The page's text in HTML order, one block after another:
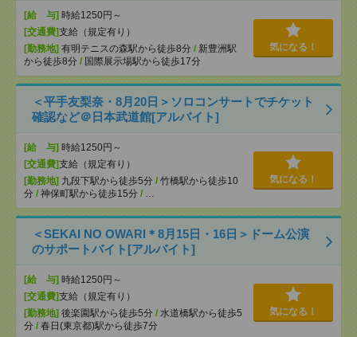
[給 与] 時給1250円～
[交通費]支給（規定有り）
[勤務地] 有明テニスの森駅から徒歩8分 / 新豊洲駅
から徒歩8分 / 国際展示場駅から徒歩17分
気になる！
＜平手友梨奈・8月20日＞ソロコンサートでチケット
確認など＠日本武道館[アルバイト]
[給 与] 時給1250円～
[交通費]支給（規定有り）
[勤務地] 九段下駅から徒歩5分 / 竹橋駅から徒歩10
分 / 神保町駅から徒歩15分 / …
気になる！
＜SEKAI NO OWARI＊8月15日・16日＞ドーム公演
のサポートバイト[アルバイト]
[給 与] 時給1250円～
[交通費]支給（規定有り）
[勤務地] 後楽園駅から徒歩5分 / 水道橋駅から徒歩5
分 / 春日(東京都)駅から徒歩7分
気になる！